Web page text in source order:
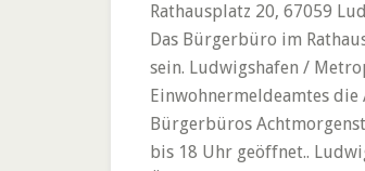
Rathausplatz 20, 67059
Das Bürgerbüro im
sein. Ludwigshafen /
Einwohnermeldeamtes
Bürgerbüros
bis 18 Uhr geöffnet..